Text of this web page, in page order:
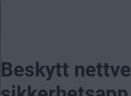
Beskytt